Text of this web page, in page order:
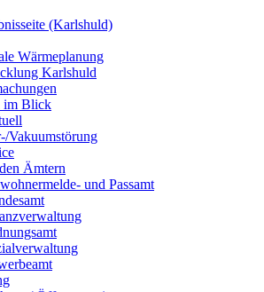
(Karlshuld)
Wärmeplanung
Karlshuld
im Blick
Vakuumstörung
Ämtern
und Passamt